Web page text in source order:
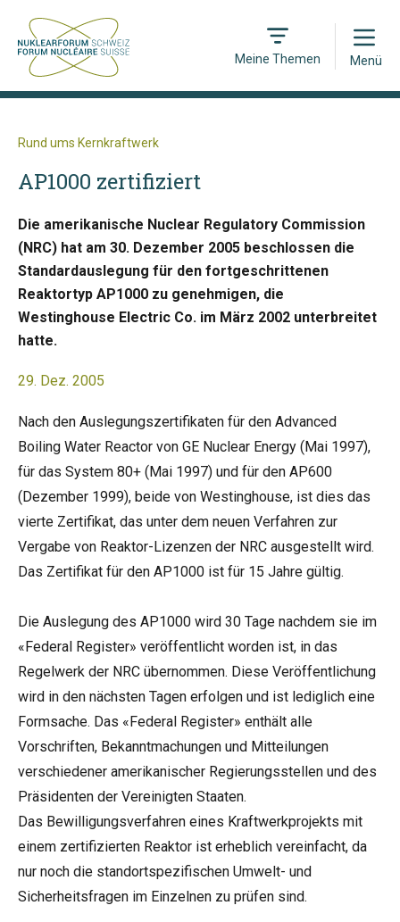
Meine Themen
Open
Menü
Rund ums Kernkraftwerk
AP1000 zertifiziert
Die amerikanische Nuclear Regulatory Commission
(NRC) hat am 30. Dezember 2005 beschlossen die
Standardauslegung für den fortgeschrittenen
Reaktortyp AP1000 zu genehmigen, die
Westinghouse Electric Co. im März 2002 unterbreitet
hatte.
29. Dez. 2005
Nach den Auslegungszertifikaten für den Advanced
Boiling Water Reactor von GE Nuclear Energy (Mai 1997),
für das System 80+ (Mai 1997) und für den AP600
(Dezember 1999), beide von Westinghouse, ist dies das
vierte Zertifikat, das unter dem neuen Verfahren zur
Vergabe von Reaktor-Lizenzen der NRC ausgestellt wird.
Das Zertifikat für den AP1000 ist für 15 Jahre gültig.
Die Auslegung des AP1000 wird 30 Tage nachdem sie im
«Federal Register» veröffentlicht worden ist, in das
Regelwerk der NRC übernommen. Diese Veröffentlichung
wird in den nächsten Tagen erfolgen und ist lediglich eine
Formsache. Das «Federal Register» enthält alle
Vorschriften, Bekanntmachungen und Mitteilungen
verschiedener amerikanischer Regierungsstellen und des
Präsidenten der Vereinigten Staaten.
Das Bewilligungsverfahren eines Kraftwerkprojekts mit
einem zertifizierten Reaktor ist erheblich vereinfacht, da
nur noch die standortspezifischen Umwelt- und
Sicherheitsfragen im Einzelnen zu prüfen sind.